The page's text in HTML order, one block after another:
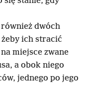
dwóch
ich stracić
miejsce zwane
a obok niego
jednego po jego